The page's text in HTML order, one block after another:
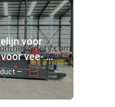
voor
vee- en
—